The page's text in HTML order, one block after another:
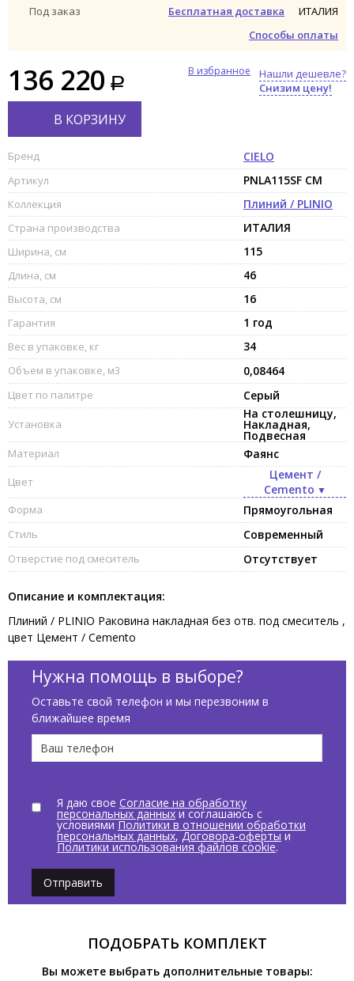
Под заказ
Бесплатная доставка
Способы оплаты
ИТАЛИЯ
136 220
Нашли дешевле?
Снизим цену!
В избранное
В КОРЗИНУ
Бренд CIELO
Артикул PNLA115SF CM
Коллекция Плиний / PLINIO
Страна производства ИТАЛИЯ
Ширина, см 115
Длина, см 46
Высота, см 16
Гарантия 1 год
Вес в упаковке, кг 34
Объем в упаковке, м3 0,08464
Цвет по палитре Серый
Установка
На столешницу,
Накладная,
Подвесная
Материал Фаянс
Цвет
Цемент /
Cemento
Форма Прямоугольная
Стиль Современный
Отверстие под смеситель Отсутствует
Описание и комплектация:
Плиний / PLINIO Раковина накладная без отв. под смеситель ,
цвет Цемент / Cemento
Нужна помощь в выборе?
Оставьте свой телефон и мы перезвоним в
ближайшее время
Я даю свое Согласие на обработку
персональных данныхи соглашаюсь с
условиями Политики в отношении обработки
персональных данных, Договора-оферты и
Политики использования файлов cookie.
Отправить
ПОДОБРАТЬ КОМПЛЕКТ
Вы можете выбрать дополнительные товары: